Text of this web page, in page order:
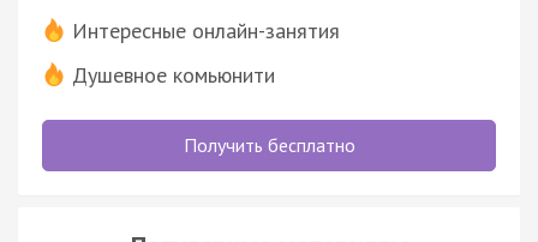
Интересные онлайн-занятия
Душевное комьюнити
Получить бесплатно